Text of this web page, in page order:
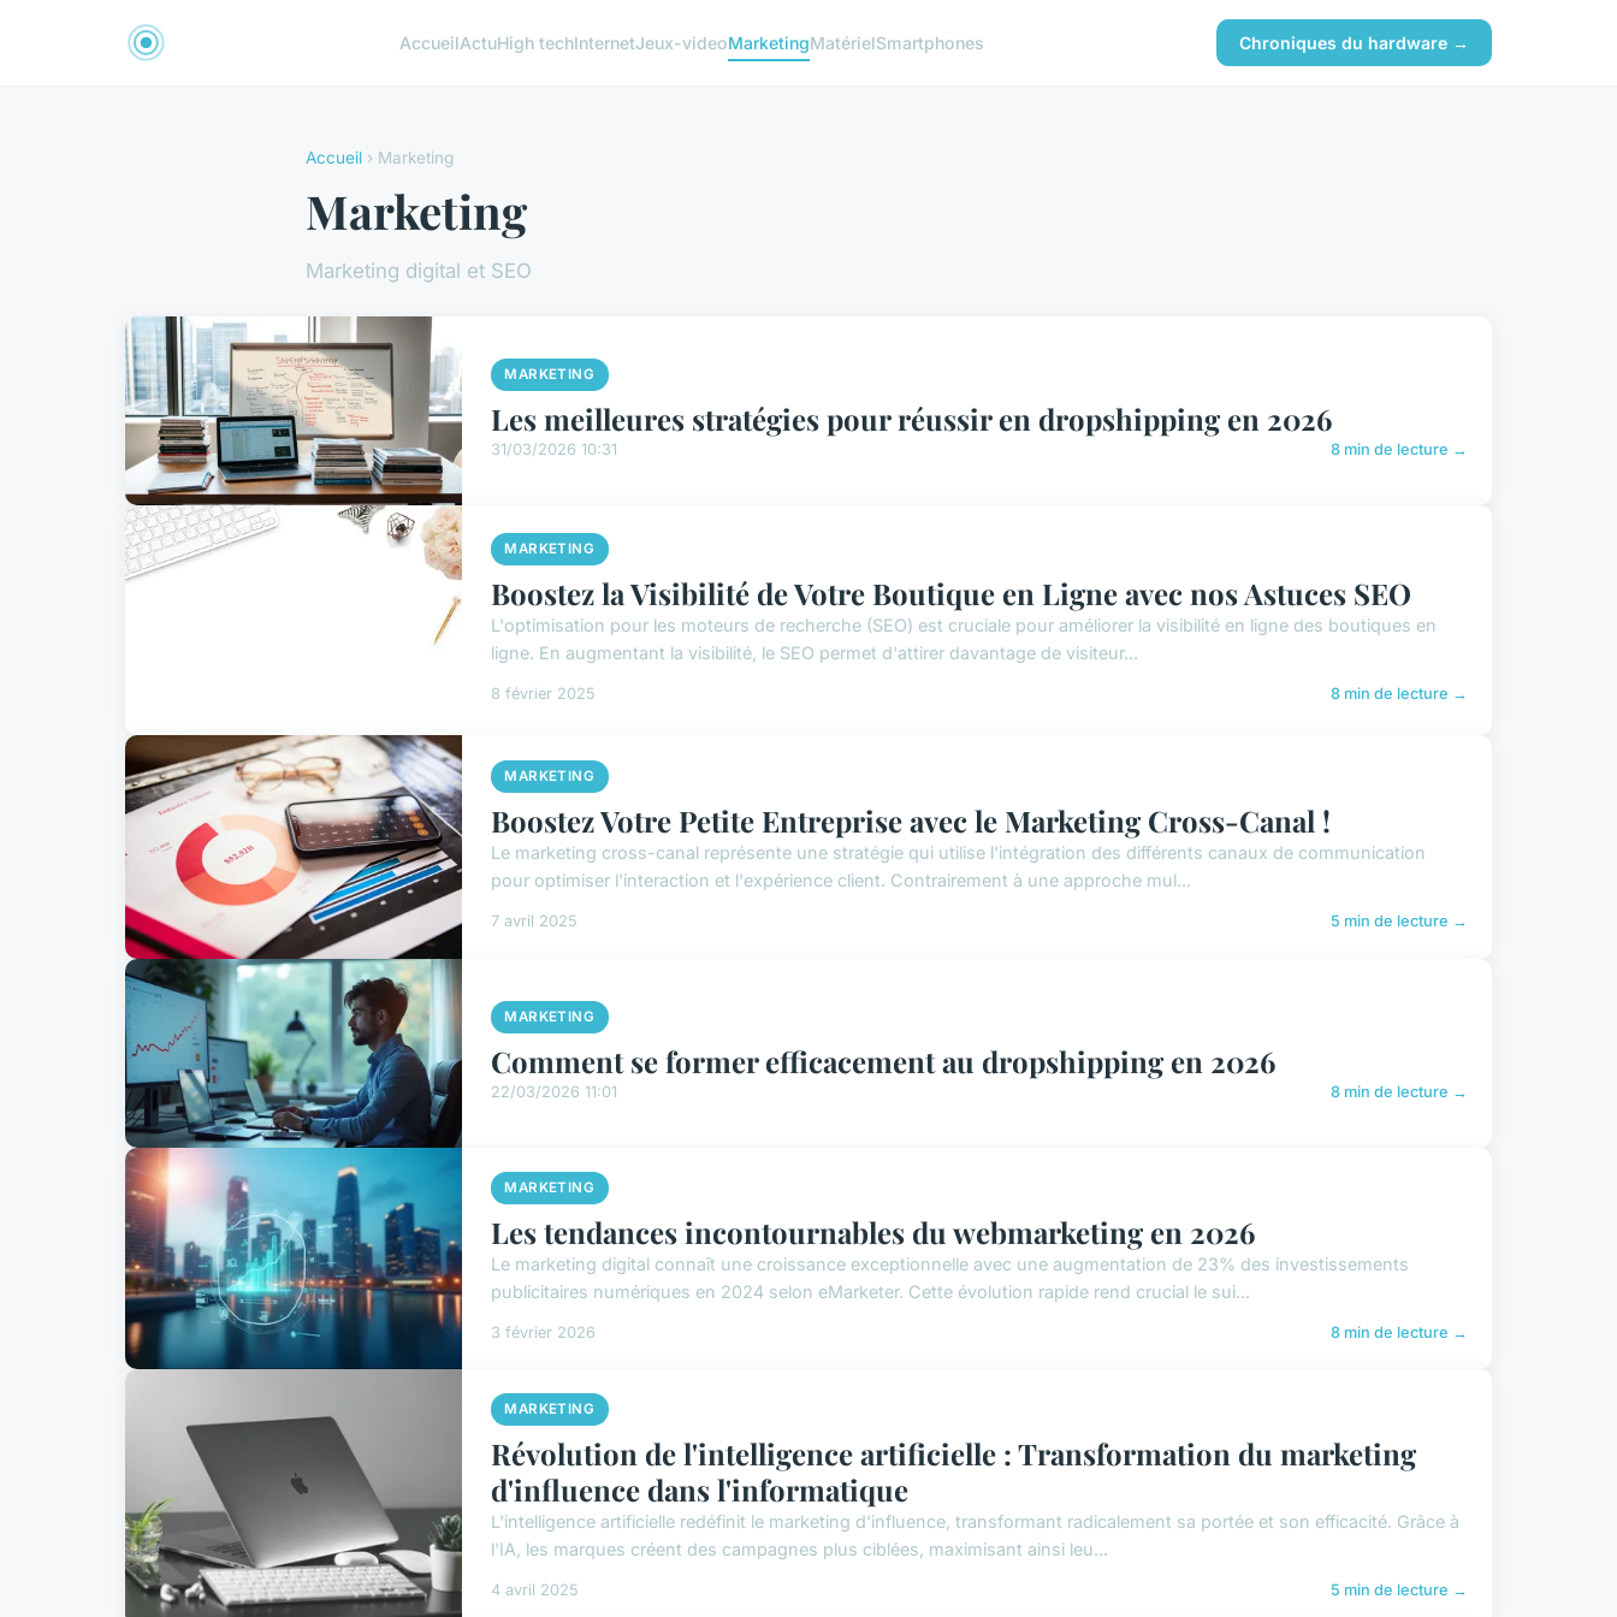
AccueilActuHigh techInternetJeux-videoMarketingMatérielSmartphones Chroniques du hardware →
Accueil › Marketing
Marketing
Marketing digital et SEO
MARKETING
Les meilleures stratégies pour réussir en dropshipping en 2026
31/03/2026 10:31 8 min de lecture →
MARKETING
Boostez la Visibilité de Votre Boutique en Ligne avec nos Astuces SEO
L'optimisation pour les moteurs de recherche (SEO) est cruciale pour améliorer la visibilité en ligne des boutiques en
ligne. En augmentant la visibilité, le SEO permet d'attirer davantage de visiteur...
8 février 2025 8 min de lecture →
MARKETING
Boostez Votre Petite Entreprise avec le Marketing Cross-Canal !
Le marketing cross-canal représente une stratégie qui utilise l'intégration des différents canaux de communication
pour optimiser l'interaction et l'expérience client. Contrairement à une approche mul...
7 avril 2025 5 min de lecture →
MARKETING
Comment se former efficacement au dropshipping en 2026
22/03/2026 11:01 8 min de lecture →
MARKETING
Les tendances incontournables du webmarketing en 2026
Le marketing digital connaît une croissance exceptionnelle avec une augmentation de 23% des investissements
publicitaires numériques en 2024 selon eMarketer. Cette évolution rapide rend crucial le sui...
3 février 2026 8 min de lecture →
MARKETING
Révolution de l'intelligence artificielle : Transformation du marketing
d'influence dans l'informatique
L'intelligence artificielle redéfinit le marketing d'influence, transformant radicalement sa portée et son efficacité. Grâce à
l'IA, les marques créent des campagnes plus ciblées, maximisant ainsi leu...
4 avril 2025 5 min de lecture →